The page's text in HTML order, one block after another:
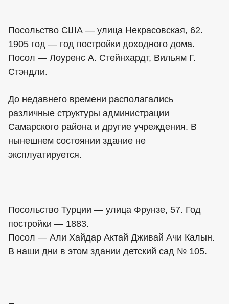
Посольство США — улица Некрасовская, 62.
1905 год — год постройки доходного дома.
Посол — Лоуренс А. Стейнхардт, Вильям Г.
Стэндли.
До недавнего времени располагались
различные структуры администрации
Самарского района и другие учреждения. В
нынешнем состоянии здание не
эксплуатируется.
Посольство Турции — улица Фрунзе, 57. Год
постройки — 1883.
Посол — Али Хайдар Актай Дживай Ачи Калын.
В наши дни в этом здании детский сад № 105.